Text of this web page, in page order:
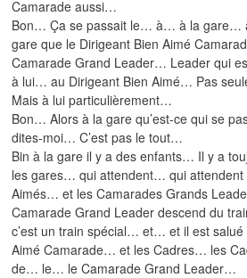
Camarade aussi…
Bon… Ça se passait le… à… à la gare…
gare que le Dirigeant Bien Aimé
Camarade Grand Leader… Leader qui
à lui… au Dirigeant Bien Aimé… Pas
Mais à lui particulièrement…
Bon… Alors à la gare qu’est-ce qui se
dites-moi… C’est pas le tout…
Bin à la gare il y a des enfants… Il y a
les gares… qui attendent… qui attendent
Aimés… et les Camarades Grands
Camarade Grand Leader descend du
c’est un train spécial… et… et il est salué
Aimé Camarade… et les Cadres… les
de… le… le Camarade Grand Leader…